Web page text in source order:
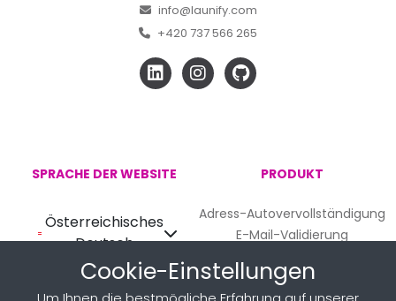
Cookie-Einstellungen
info@launify.com
+420 737 566 265
SPRACHE DER WEBSITE
Österreichisches
Deutsch
PRODUKT
Adress-Autovervollständigung
E-Mail-Validierung
Firmenvorschlag